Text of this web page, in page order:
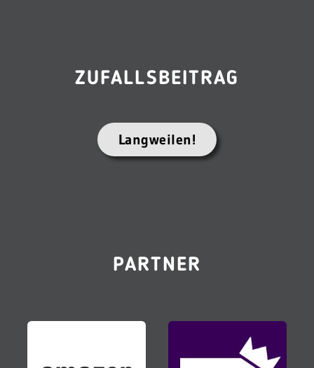
ZUFALLSBEITRAG
Langweilen!
PARTNER